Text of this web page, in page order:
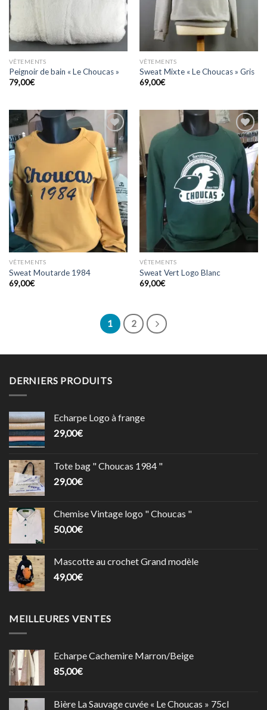
VÊTEMENTS
Peignoir de bain « Le Choucas »
79,00€
VÊTEMENTS
Sweat Mixte « Le Choucas » Gris
69,00€
Ajouter
à la
wishlist
VÊTEMENTS
Sweat Moutarde 1984
69,00€
Ajouter
à la
wishlist
VÊTEMENTS
Sweat Vert Logo Blanc
69,00€
1 2
DERNIERS PRODUITS
Echarpe Logo à frange
29,00€
Tote bag " Choucas 1984 "
29,00€
Chemise Vintage logo " Choucas "
50,00€
Mascotte au crochet Grand modèle
49,00€
MEILLEURES VENTES
Echarpe Cachemire Marron/Beige
85,00€
Bière La Sauvage cuvée « Le Choucas » 75cl